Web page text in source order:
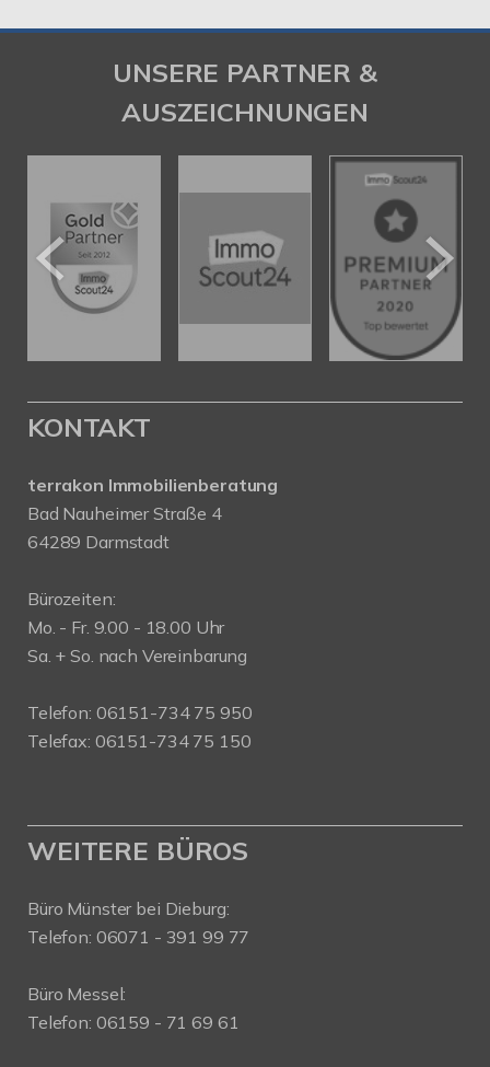
UNSERE PARTNER &
AUSZEICHNUNGEN
KONTAKT
terrakon Immobilienberatung
Bad Nauheimer Straße 4
64289 Darmstadt
Bürozeiten:
Mo. - Fr. 9.00 - 18.00 Uhr
Sa. + So. nach Vereinbarung
Telefon: 06151-734 75 950
Telefax: 06151-734 75 150
WEITERE BÜROS
Büro Münster bei Dieburg:
Telefon: 06071 - 391 99 77
Büro Messel:
Telefon: 06159 - 71 69 61